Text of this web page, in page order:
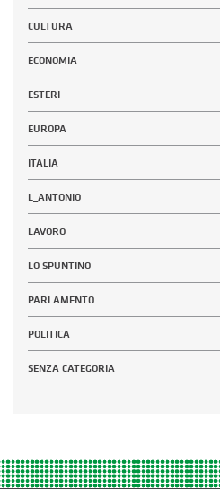
CULTURA
ECONOMIA
ESTERI
EUROPA
ITALIA
L_ANTONIO
LAVORO
LO SPUNTINO
PARLAMENTO
POLITICA
SENZA CATEGORIA